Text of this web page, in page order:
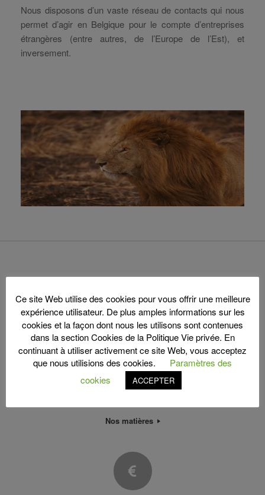
Nous disposons d’un vaste réseau de contacts qui nous
permet d’agir en Belgique pour le compte d’entreprises
étrangères (entre autres, de l’Europe de l’Est), et
inversement.
Matières
You can edit this home page using our free, drag and drop
Page Builder, or simply disable it to fall back to a standard
Nos matières
Ce site Web utilise des cookies pour vous offrir une meilleure
expérience utilisateur. De plus amples informations sur les
cookies et la façon dont nous les utilisons sont contenues
dans la section Cookies de la Politique Vie privée. En
continuant à utiliser activement ce site Web, vous acceptez
que nous utilisions des cookies.
Paramètres des
cookies
ACCEPTER